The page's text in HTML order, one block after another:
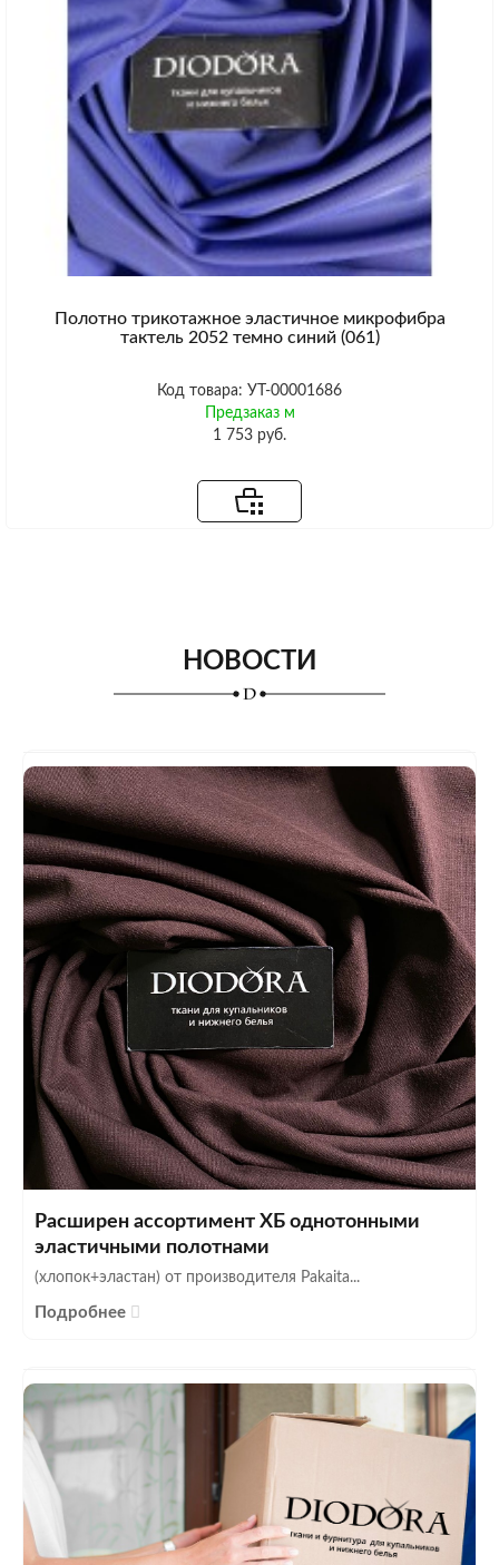
Полотно трикотажное эластичное микрофибра
тактель 2052 темно синий (061)
Код товара: УТ-00001686
Предзаказ м
1 753 руб.
НОВОСТИ
Расширен ассортимент ХБ однотонными
эластичными полотнами
(хлопок+эластан) от производителя Pakaita...
Подробнее